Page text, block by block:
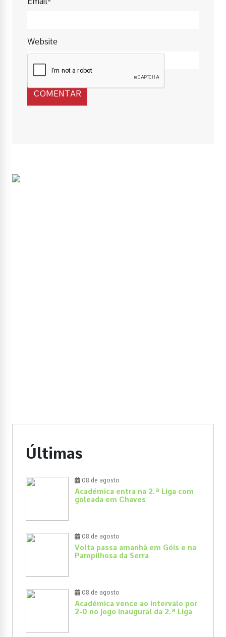
Website
Últimas
08 de agosto
Académica entra na 2.ª Liga com
goleada em Chaves
08 de agosto
Volta passa amanhã em Góis e na
Pampilhosa da Serra
08 de agosto
Académica vence ao intervalo por
2-0 no jogo inaugural da 2.ª Liga